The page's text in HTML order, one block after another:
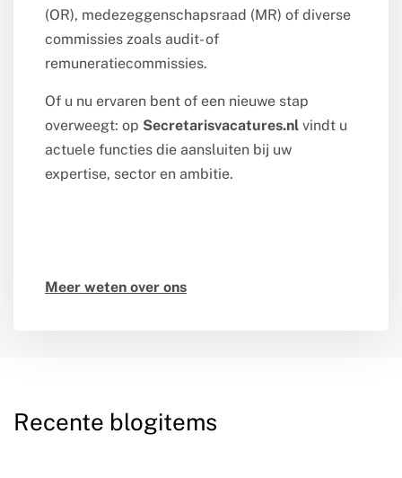
(OR), medezeggenschapsraad (MR) of diverse
commissies zoals audit- of
remuneratiecommissies.
Of u nu ervaren bent of een nieuwe stap
overweegt: op Secretarisvacatures.nl vindt u
actuele functies die aansluiten bij uw
expertise, sector en ambitie.
Meer weten over ons
Recente blogitems